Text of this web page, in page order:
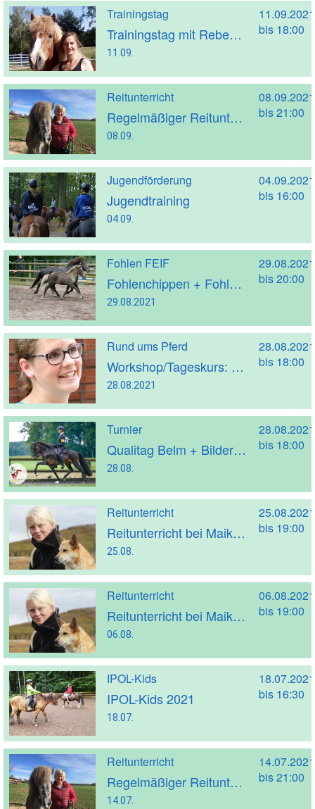
Trainingstag
Trainingstag mit Rebekka Rückle
11.09.
bis 18:00
Reitunterricht
Regelmäßiger Reitunterricht mit Kathrin Strakeljahn (Trainer A)
08.09.
bis 21:00
Jugendförderung
Jugendtraining
04.09.
bis 16:00
Fohlen FEIF
Fohlenchippen + Fohlenmaterialprüfung 2021 + Nachbericht
29.08.2021
bis 20:00
Rund ums Pferd
Workshop/Tageskurs: Rückenfitte Pferde mit Bodenarbeit mit Karolina Kardel
28.08.2021
bis 18:00
Turnier
Qualitag Belm + Bilder + Nachbericht
28.08.
bis 18:00
Reitunterricht
Reitunterricht bei Maike Morbach
25.08.
bis 19:00
Reitunterricht
Reitunterricht bei Maike Morbach
06.08.
bis 19:00
IPOL-Kids
IPOL-Kids 2021
18.07.
bis 16:30
Reitunterricht
Regelmäßiger Reitunterricht mit Kathrin Strakeljahn (Trainer A)
14.07.
bis 21:00